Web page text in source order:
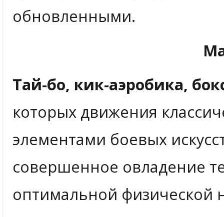
обновленными.
Тай-бо, кик-аэробика,
которых движения
элементами боевых
совершенное овладение
оптимальной физической